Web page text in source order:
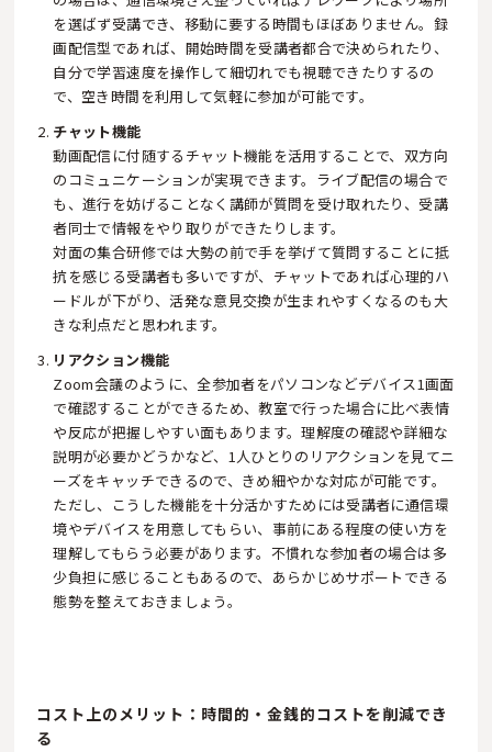
を選ばず受講でき、移動に要する時間もほぼありません。録
画配信型であれば、開始時間を受講者都合で決められたり、
自分で学習速度を操作して細切れでも視聴できたりするの
で、空き時間を利用して気軽に参加が可能です。
チャット機能
動画配信に付随するチャット機能を活用することで、双方向
のコミュニケーションが実現できます。ライブ配信の場合で
も、進行を妨げることなく講師が質問を受け取れたり、受講
者同士で情報をやり取りができたりします。
対面の集合研修では大勢の前で手を挙げて質問することに抵
抗を感じる受講者も多いですが、チャットであれば心理的ハ
ードルが下がり、活発な意見交換が生まれやすくなるのも大
きな利点だと思われます。
リアクション機能
Zoom会議のように、全参加者をパソコンなどデバイス1画面
で確認することができるため、教室で行った場合に比べ表情
や反応が把握しやすい面もあります。理解度の確認や詳細な
説明が必要かどうかなど、1人ひとりのリアクションを見てニ
ーズをキャッチできるので、きめ細やかな対応が可能です。
ただし、こうした機能を十分活かすためには受講者に通信環
境やデバイスを用意してもらい、事前にある程度の使い方を
理解してもらう必要があります。不慣れな参加者の場合は多
少負担に感じることもあるので、あらかじめサポートできる
態勢を整えておきましょう。
コスト上のメリット：時間的・金銭的コストを削減でき
る